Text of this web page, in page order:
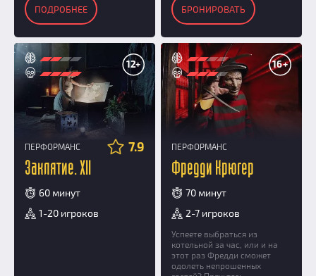
ПОДРОБНЕЕ БРОНИРОВАТЬ
12+
ПЕРФОРМАНС 7.9
Заклятие. XII
60 минут
1-20 игроков
16+
ПЕРФОРМАНС
Фредди Крюгер
70 минут
2-7 игроков
Успеете выбраться из
котельной за час, или и на
этот раз Фредди сможет
одолеть непрошенных